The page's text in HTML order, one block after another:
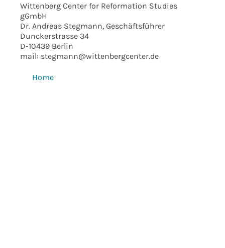
Wittenberg Center for Reformation Studies
gGmbH
Dr. Andreas Stegmann, Geschäftsführer
Dunckerstrasse 34
D-10439 Berlin
mail: stegmann@wittenbergcenter.de
Home